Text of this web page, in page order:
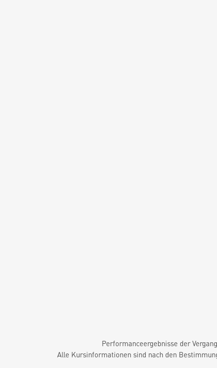
Performanceergebnisse der
Alle Kursinformationen sind nach den